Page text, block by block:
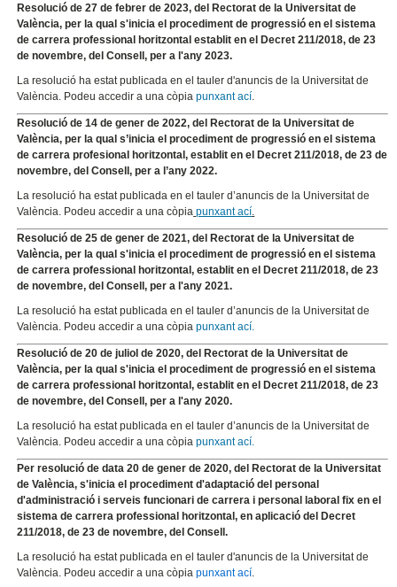
Resolució de 27 de febrer de 2023, del Rectorat de la Universitat de
València, per la qual s'inicia el procediment de progressió en el sistema
de carrera professional horitzontal establit en el Decret 211/2018, de 23
de novembre, del Consell, per a l'any 2023.
La resolució ha estat publicada en el tauler d'anuncis de la Universitat de
València. Podeu accedir a una còpiapunxant ací.
Resolució de 14 de gener de 2022, del Rectorat de la Universitat de
València, per la qual s’inicia el procediment de progressió en el sistema
de carrera profesional horitzontal, establit en el Decret 211/2018, de 23 de
novembre, del Consell, per a l’any 2022.
La resolució ha estat publicada en el tauler d’anuncis de la Universitat de
València. Podeu accedir a una còpia punxant ací.
Resolució de 25 de gener de 2021, del Rectorat de la Universitat de
València, per la qual s'inicia el procediment de progressió en el sistema
de carrera professional horitzontal, establit en el Decret 211/2018, de 23
de novembre, del Consell, per a l'any 2021.
La resolució ha estat publicada en el tauler d’anuncis de la Universitat de
València. Podeu accedir a una còpiapunxant ací.
Resolució de 20 de juliol de 2020, del Rectorat de la Universitat de
València, per la qual s'inicia el procediment de progressió en el sistema
de carrera professional horitzontal, establit en el Decret 211/2018, de 23
de novembre, del Consell, per a l'any 2020.
La resolució ha estat publicada en el tauler d’anuncis de la Universitat de
València. Podeu accedir a una còpiapunxant ací.
Per resolució de data 20 de gener de 2020, del Rectorat de la Universitat
de València, s'inicia el procediment d'adaptació del personal
d'administració i serveis funcionari de carrera i personal laboral fix en el
sistema de carrera professional horitzontal, en aplicació del Decret
211/2018, de 23 de novembre, del Consell.
La resolució ha estat publicada en el tauler d'anuncis de la Universitat de
València. Podeu accedir a una còpiapunxant ací